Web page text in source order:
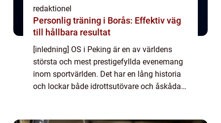
redaktionel
Personlig träning i Borås: Effektiv väg
till hållbara resultat
[inledning] OS i Peking är en av världens
största och mest prestigefyllda evenemang
inom sportvärlden. Det har en lång historia
och lockar både idrottsutövare och åskådare